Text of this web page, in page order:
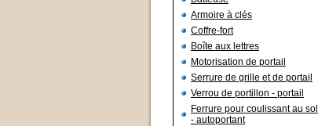
Armoire à clés
Coffre-fort
Boîte aux lettres
Motorisation de portail
Serrure de grille et de portail
Verrou de portillon - portail
Ferrure pour coulissant au sol
- autoportant